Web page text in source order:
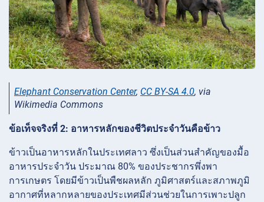
Elephant Conservation Center, CC BY-SA 4.0, via
Wikimedia Commons
ข้อเท็จจริงที่ 2: อาหารหลักของชีวิตประจำวันคือข้าว
ข้าวเป็นอาหารหลักในประเทศลาว ซึ่งเป็นส่วนสำคัญของมื้อ
อาหารประจำวัน ประมาณ 80% ของประชากรพึ่งพา
การเกษตร โดยมีข้าวเป็นพืชผลหลัก ภูมิศาสตร์และสภาพภูมิ
อากาศที่หลากหลายของประเทศมีส่วนช่วยในการเพาะปลูก